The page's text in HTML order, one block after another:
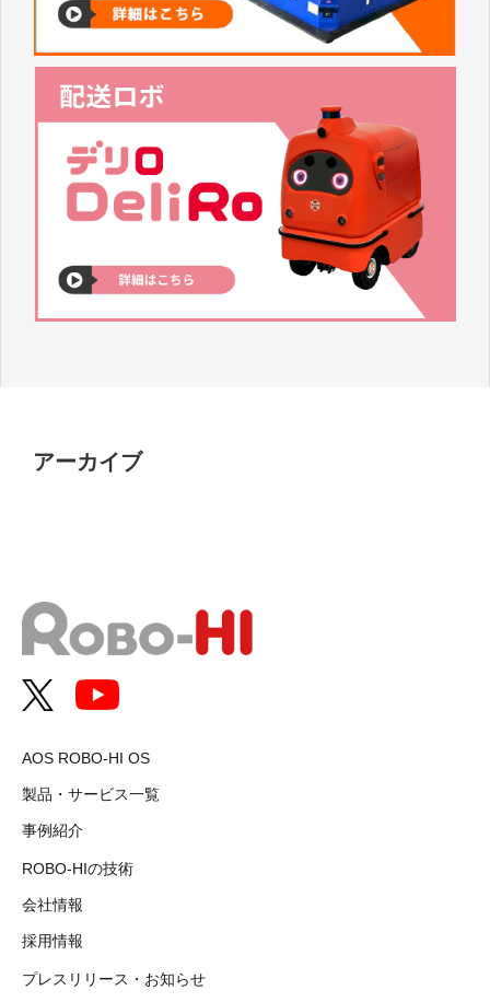
アーカイブ
AOS ROBO-HI OS
製品・サービス一覧
事例紹介
ROBO-HIの技術
会社情報
採用情報
プレスリリース・お知らせ